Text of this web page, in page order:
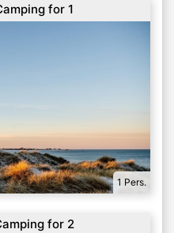
for 1
1 Pers.
for 2